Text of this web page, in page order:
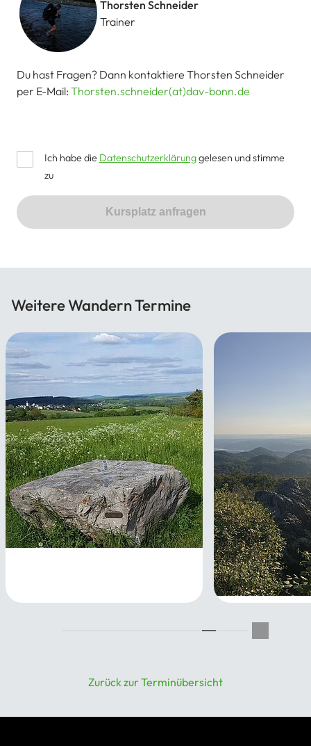
Thorsten Schneider
Trainer
Du hast Fragen? Dann kontaktiere Thorsten Schneider
per E-Mail: Thorsten.schneider(at)dav-bonn.de
Ich habe die Datenschutzerklärunggelesen und stimme
zu
Kursplatz anfragen
Weitere Wandern Termine
Münstereifel nach Nettersheim
28.11.2026
Zurück zur Terminübersicht